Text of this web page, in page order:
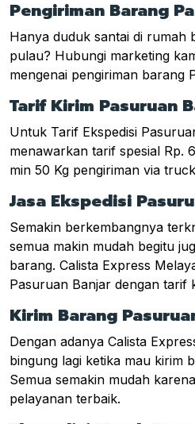
Pengiriman Barang
Hanya duduk santai di rumah
pulau? Hubungi marketing
mengenai pengiriman barang
Tarif Kirim Pasuruan
Untuk Tarif Ekspedisi
menawarkan tarif spesial Rp.
min 50 Kg pengiriman via
Jasa Ekspedisi
Semakin berkembangnya
semua makin mudah begitu
barang. Calista Express
Pasuruan Banjar dengan tarif
Kirim Barang
Dengan adanya Calista
bingung lagi ketika mau kirim
Semua semakin mudah
pelayanan terbaik.